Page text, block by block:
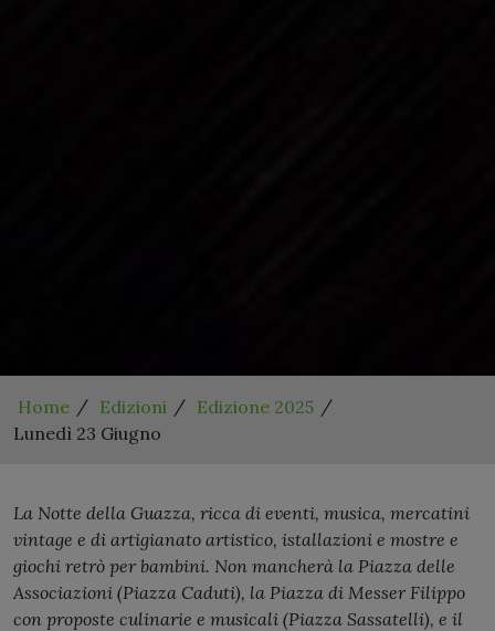
Home Edizioni
Edizione 2025
Lunedì 23 Giugno
La Notte della Guazza, ricca di eventi, musica, mercatini
vintage e di artigianato artistico, istallazioni e mostre e
giochi retrò per bambini. Non mancherà la Piazza delle
Associazioni (Piazza Caduti), la Piazza di Messer Filippo
con proposte culinarie e musicali (Piazza Sassatelli), e il